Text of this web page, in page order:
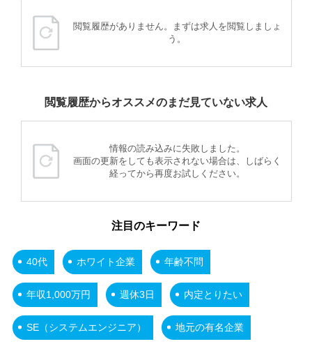
閲覧履歴がありません。まずは求人を閲覧しましょ
う。
閲覧履歴からオススメのまだ見ていない求人
情報の読み込みに失敗しました。
画面の更新をしても表示されない場合は、しばらく
経ってから再度お試しください。
注目のキーワード
40代 ホワイト企業 年齢不問
年収1,000万円 週休3日 内定とりたい
SE（システムエンジニア） 地元の有名企業